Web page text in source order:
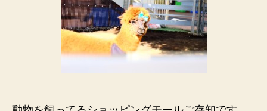
ア
ル
パ
カ
☆in
宇